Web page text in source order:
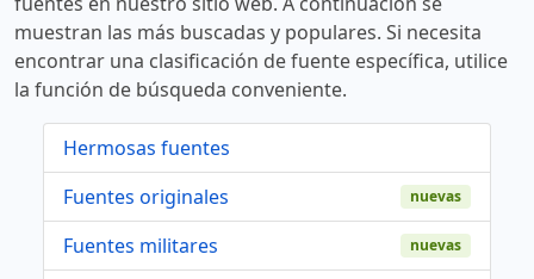
muestran las más buscadas y populares. Si necesita
encontrar una clasificación de fuente específica, utilice
la función de búsqueda conveniente.
Hermosas fuentes
Fuentes originales
nuevas
Fuentes militares nuevas